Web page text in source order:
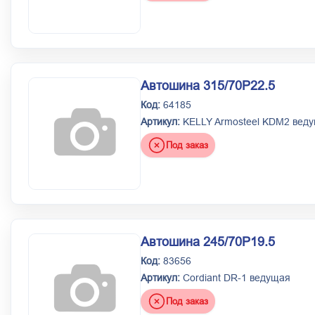
Автошина 315/70Р22.5
Код: 64185
Артикул: KELLY Armosteel KDM2
Под заказ
Автошина 245/70Р19.5
Код: 83656
Артикул: Cordiant DR-1 ведущая
Под заказ